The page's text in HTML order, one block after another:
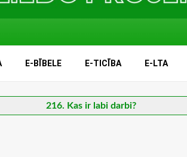
E-BĪBELE E-TICĪBA E-LTA
216. Kas ir labi darbi?